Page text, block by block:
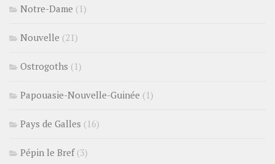
Notre-Dame (1)
Nouvelle (21)
Ostrogoths (1)
Papouasie-Nouvelle-Guinée (1)
Pays de Galles (16)
Pépin le Bref(3)